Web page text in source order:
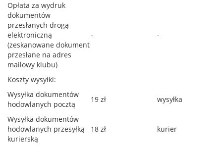
Opłata za wydruk
dokumentów
przesłanych drogą
elektroniczną
(zeskanowane dokument
przesłane na adres
mailowy klubu)
- -
Koszty wysyłki:
Wysyłka dokumentów
hodowlanych pocztą
19 zł wysyłka
Wysyłka dokumentów
hodowlanych przesyłką
kurierską
18 zł kurier